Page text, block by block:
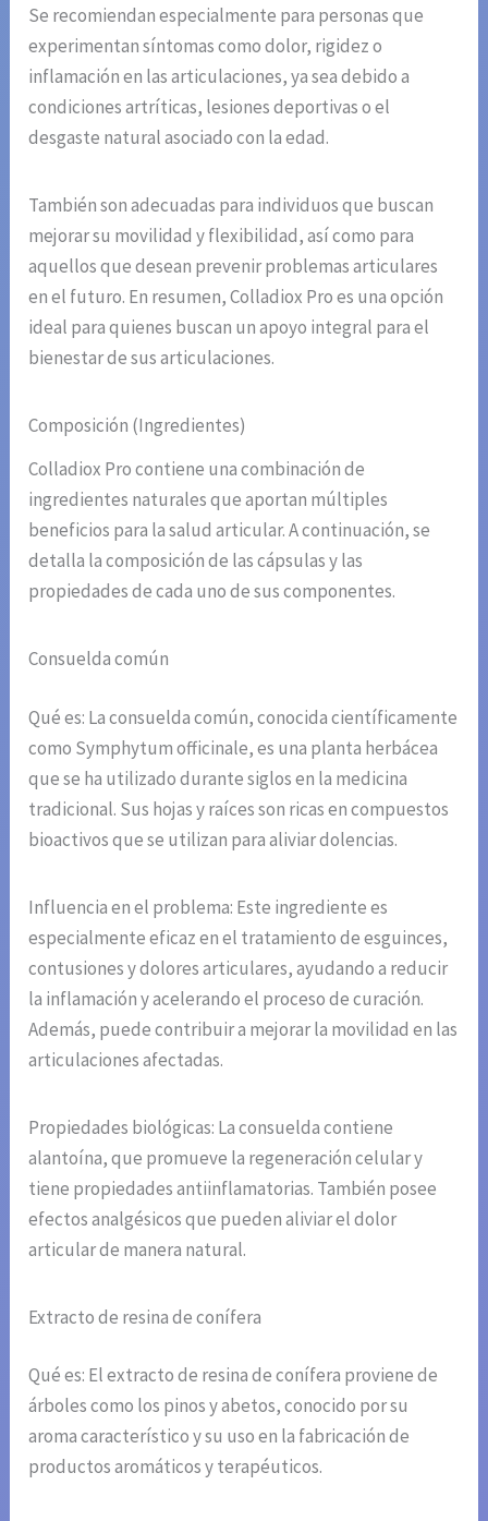
Se recomiendan especialmente para personas que
experimentan síntomas como dolor, rigidez o
inflamación en las articulaciones, ya sea debido a
condiciones artríticas, lesiones deportivas o el
desgaste natural asociado con la edad.
También son adecuadas para individuos que buscan
mejorar su movilidad y flexibilidad, así como para
aquellos que desean prevenir problemas articulares
en el futuro. En resumen, Colladiox Pro es una opción
ideal para quienes buscan un apoyo integral para el
bienestar de sus articulaciones.
Composición (Ingredientes)
Colladiox Pro contiene una combinación de
ingredientes naturales que aportan múltiples
beneficios para la salud articular. A continuación, se
detalla la composición de las cápsulas y las
propiedades de cada uno de sus componentes.
Consuelda común
Qué es: La consuelda común, conocida científicamente
como Symphytum officinale, es una planta herbácea
que se ha utilizado durante siglos en la medicina
tradicional. Sus hojas y raíces son ricas en compuestos
bioactivos que se utilizan para aliviar dolencias.
Influencia en el problema: Este ingrediente es
especialmente eficaz en el tratamiento de esguinces,
contusiones y dolores articulares, ayudando a reducir
la inflamación y acelerando el proceso de curación.
Además, puede contribuir a mejorar la movilidad en las
articulaciones afectadas.
Propiedades biológicas: La consuelda contiene
alantoína, que promueve la regeneración celular y
tiene propiedades antiinflamatorias. También posee
efectos analgésicos que pueden aliviar el dolor
articular de manera natural.
Extracto de resina de conífera
Qué es: El extracto de resina de conífera proviene de
árboles como los pinos y abetos, conocido por su
aroma característico y su uso en la fabricación de
productos aromáticos y terapéuticos.